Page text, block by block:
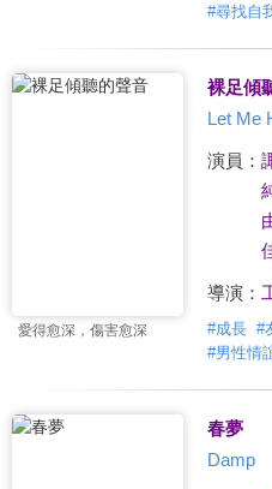
#尋找自
愛得愈深，傷害愈深
裸足傾
Let Me
演員：
導演：
#成長 #
#男性情
春夢
Damp